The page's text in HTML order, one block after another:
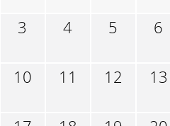
3 4 5 6
10 11 12 13